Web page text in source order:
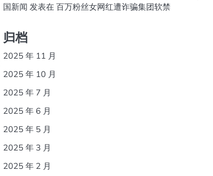
国新闻 发表在 百万粉丝女网红遭诈骗集团软禁
归档
2025 年 11 月
2025 年 10 月
2025 年 7 月
2025 年 6 月
2025 年 5 月
2025 年 3 月
2025 年 2 月